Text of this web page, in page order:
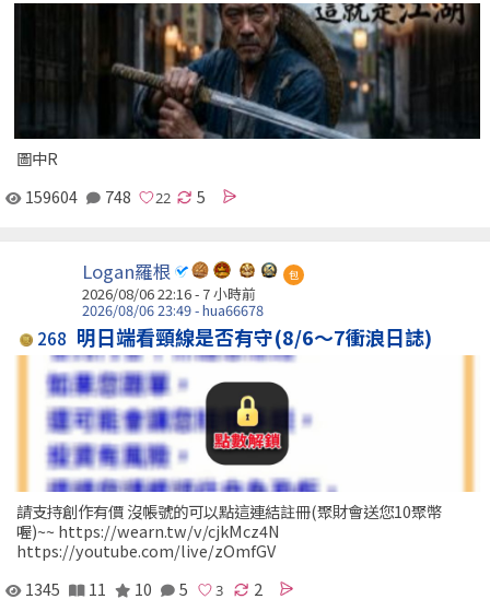
圖中R
159604
748 5
Logan羅根 包
2026/08/06 22:16 - 7 小時前
2026/08/06 23:49 - hua66678
268 明日端看頸線是否有守(8/6～7衝浪日誌)
請支持創作有價 沒帳號的可以點這連結註冊(聚財會送您10聚幣
喔)~~ https://wearn.tw/v/cjkMcz4N
https://youtube.com/live/zOmfGV
1345
11 10 5 2